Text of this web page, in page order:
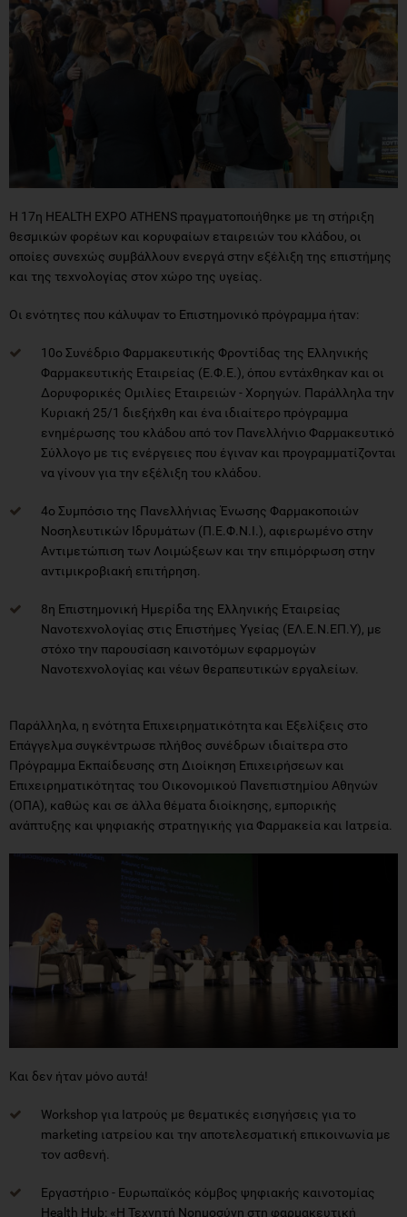
Η 17η HEALTH EXPO ATHENS πραγματοποιήθηκε με τη στήριξη
θεσμικών φορέων και κορυφαίων εταιρειών του κλάδου, οι
οποίες συνεχώς συμβάλλουν ενεργά στην εξέλιξη της επιστήμης
και της τεχνολογίας στον χώρο της υγείας.
Οι ενότητες που κάλυψαν το Επιστημονικό πρόγραμμα ήταν:
10ο Συνέδριο Φαρμακευτικής Φροντίδας της Ελληνικής
Φαρμακευτικής Εταιρείας (Ε.Φ.Ε.), όπου εντάχθηκαν και οι
Δορυφορικές Ομιλίες Εταιρειών - Χορηγών. Παράλληλα την
Κυριακή 25/1 διεξήχθη και ένα ιδιαίτερο πρόγραμμα
ενημέρωσης του κλάδου από τον Πανελλήνιο Φαρμακευτικό
Σύλλογο με τις ενέργειες που έγιναν και προγραμματίζονται
να γίνουν για την εξέλιξη του κλάδου.
4ο Συμπόσιο της Πανελλήνιας Ένωσης Φαρμακοποιών
Νοσηλευτικών Ιδρυμάτων (Π.Ε.Φ.Ν.Ι.), αφιερωμένο στην
Αντιμετώπιση των Λοιμώξεων και την επιμόρφωση στην
αντιμικροβιακή επιτήρηση.
8η Επιστημονική Ημερίδα της Ελληνικής Εταιρείας
Νανοτεχνολογίας στις Επιστήμες Υγείας (ΕΛ.Ε.Ν.ΕΠ.Υ), με
στόχο την παρουσίαση καινοτόμων εφαρμογών
Νανοτεχνολογίας και νέων θεραπευτικών εργαλείων.
Παράλληλα, η ενότητα Επιχειρηματικότητα και Εξελίξεις στο
Επάγγελμα συγκέντρωσε πλήθος συνέδρων ιδιαίτερα στο
Πρόγραμμα Εκπαίδευσης στη Διοίκηση Επιχειρήσεων και
Επιχειρηματικότητας του Οικονομικού Πανεπιστημίου Αθηνών
(ΟΠΑ), καθώς και σε άλλα θέματα διοίκησης, εμπορικής
ανάπτυξης και ψηφιακής στρατηγικής για Φαρμακεία και Ιατρεία.
Και δεν ήταν μόνο αυτά!
Workshop για Ιατρούς με θεματικές εισηγήσεις για το
marketing ιατρείου και την αποτελεσματική επικοινωνία με
τον ασθενή.
Εργαστήριο - Ευρωπαϊκός κόμβος ψηφιακής καινοτομίας
Health Hub: «Η Τεχνητή Νοημοσύνη στη φαρμακευτική